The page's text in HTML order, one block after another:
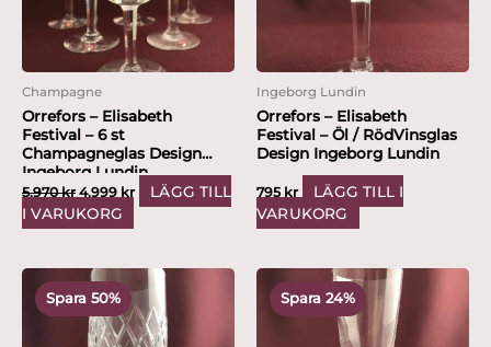
Champagne
Orrefors – Elisabeth
Festival – 6 st
Champagneglas Design
Ingeborg Lundin
5,970kr 4,999 kr
LÄGG TILL
I VARUKORG
Ingeborg Lundin
Orrefors – Elisabeth
Festival – Öl / RödVinsglas
Design Ingeborg Lundin
795 kr
LÄGG TILL I
VARUKORG
Spara 50%
Det
ursprungliga
var:
nuvarande
priset
är:
Spara 24%
ursprungliga
Det
nuvarande
priset
är: